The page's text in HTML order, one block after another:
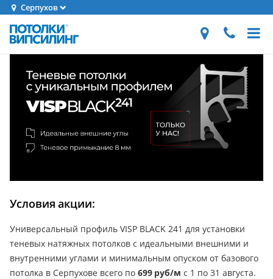
Серпухов
Условия акции:
Универсальный профиль VISP BLACK 241 для установки
теневых натяжных потолков с идеальными внешними и
внутренними углами и минимальным опуском от базового
потолка в Серпухове всего по 699 руб/м с 1 по 31 августа.